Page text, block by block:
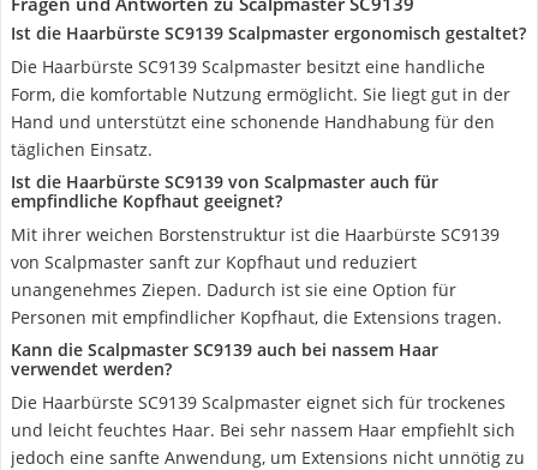
Ist die Haarbürste SC9139 Scalpmaster ergonomisch gestaltet?
Die Haarbürste SC9139 Scalpmaster besitzt eine handliche
Form, die komfortable Nutzung ermöglicht. Sie liegt gut in der
Hand und unterstützt eine schonende Handhabung für den
täglichen Einsatz.
Ist die Haarbürste SC9139 von Scalpmaster auch für
empfindliche Kopfhaut geeignet?
Mit ihrer weichen Borstenstruktur ist die Haarbürste SC9139
von Scalpmaster sanft zur Kopfhaut und reduziert
unangenehmes Ziepen. Dadurch ist sie eine Option für
Personen mit empfindlicher Kopfhaut, die Extensions tragen.
Kann die Scalpmaster SC9139 auch bei nassem Haar
verwendet werden?
Die Haarbürste SC9139 Scalpmaster eignet sich für trockenes
und leicht feuchtes Haar. Bei sehr nassem Haar empfiehlt sich
jedoch eine sanfte Anwendung, um Extensions nicht unnötig zu